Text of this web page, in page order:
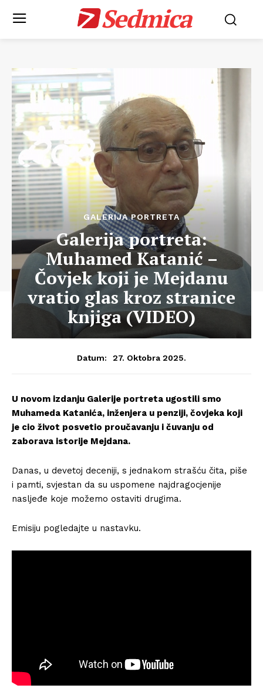
Sedmica
GALERIJA PORTRETA
Galerija portreta:
Muhamed Katanić –
Čovjek koji je Mejdanu
vratio glas kroz stranice
knjiga (VIDEO)
Datum: 27. Oktobra 2025.
U novom izdanju Galerije portreta ugostili smo
Muhameda Katanića, inženjera u penziji, čovjeka koji
je cio život posvetio proučavanju i čuvanju od
zaborava istorije Mejdana.
Danas, u devetoj deceniji, s jednakom strašću čita, piše
i pamti, svjestan da su uspomene najdragocjenije
nasljeđe koje možemo ostaviti drugima.
Emisiju pogledajte u nastavku.